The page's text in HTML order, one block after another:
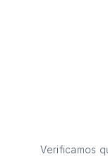
Verificamos